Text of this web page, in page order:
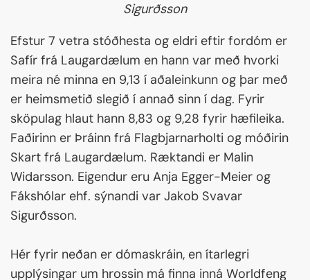
Sigurðsson
Efstur 7 vetra stóðhesta og eldri eftir fordóm er
Safír frá Laugardælum en hann var með hvorki
meira né minna en 9,13 í aðaleinkunn og þar með
er heimsmetið slegið í annað sinn í dag. Fyrir
sköpulag hlaut hann 8,83 og 9,28 fyrir hæfileika.
Faðirinn er Þráinn frá Flagbjarnarholti og móðirin
Skart frá Laugardælum. Ræktandi er Malin
Widarsson. Eigendur eru Anja Egger-Meier og
Fákshólar ehf. sýnandi var Jakob Svavar
Sigurðsson.
Hér fyrir neðan er dómaskráin, en ítarlegri
upplýsingar um hrossin má finna inná Worldfeng